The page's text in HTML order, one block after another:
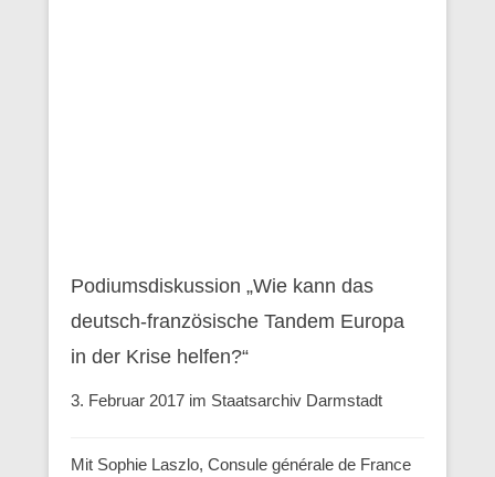
Podiumsdiskussion „Wie kann das
deutsch-französische Tandem Europa
in der Krise helfen?“
3. Februar 2017 im Staatsarchiv Darmstadt
Mit Sophie Laszlo, Consule générale de France